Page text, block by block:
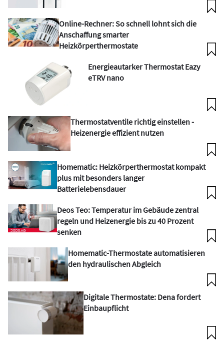
Online-Rechner: So schnell lohnt sich die
Anschaffung smarter
Heizkörperthermostate
Energieautarker Thermostat Eazy
eTRV nano
Thermostatventile richtig einstellen -
Heizenergie effizient nutzen
Homematic: Heizkörperthermostat kompakt
plus mit besonders langer
Batterielebensdauer
Deos Teo: Temperatur im Gebäude zentral
regeln und Heizenergie bis zu 40 Prozent
senken
Homematic-Thermostate automatisieren
den hydraulischen Abgleich
Digitale Thermostate: Dena fordert
Einbaupflicht